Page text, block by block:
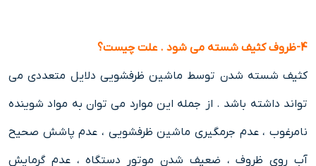
4-ظروف کثیف شسته می شود . علت چیست؟
کثیف شسته شدن توسط ماشین ظرفشویی دلایل متعددی می
تواند داشته باشد . از جمله این موارد می توان به مواد شوینده
نامرغوب ، عدم جرمگیری ماشین ظرفشویی ، عدم پاشش صحیح
آب روی ظروف ، ضعیف شدن موتور دستگاه ، عدم گرمایش